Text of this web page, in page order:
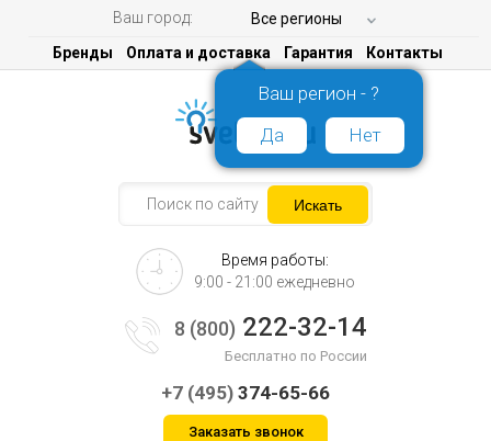
Ваш город: Все регионы
Ваш регион - ?
Да
Нет
Бренды Оплата и доставка Гарантия Контакты
Время работы:
9:00 - 21:00 ежедневно
8 (800) 222-32-14
Бесплатно по России
+7 (495) 374-65-66
Заказать звонок